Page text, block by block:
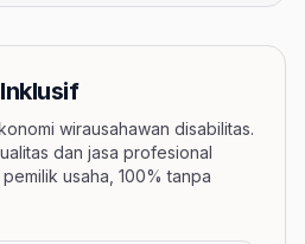
wirausahawan disabilitas.
dan jasa profesional
usaha, 100% tanpa